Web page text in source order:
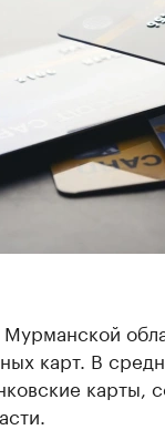
карт. В
карты,